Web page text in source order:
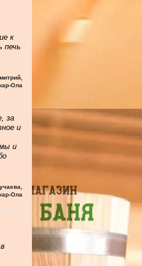
к
печь
Ола
за
и
и
Ола